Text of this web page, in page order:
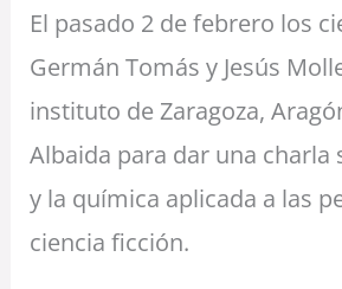
El pasado 2 de febrero los
Germán Tomás y Jesús
instituto de Zaragoza,
Albaida para dar una charla
y la química aplicada a las
ciencia ficción.